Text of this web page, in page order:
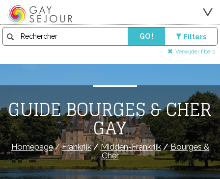
GO ! Filters
Verwijder filters
GUIDE BOURGES & CHER
GAY
Homepage/Frankrijk/Midden-Frankrijk/Bourges &
Cher